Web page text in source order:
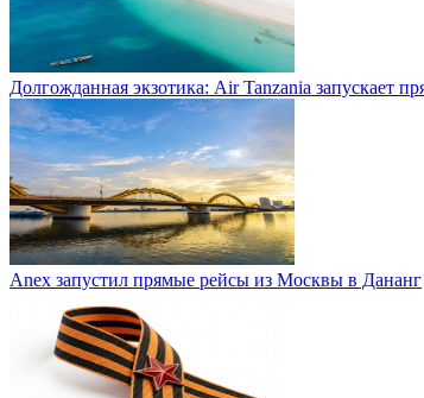
Долгожданная экзотика: Air Tanzania запускает
Anex запустил прямые рейсы из Москвы в Дананг